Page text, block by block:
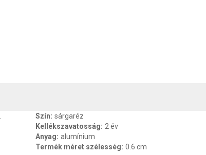
Szín: sárgaréz
Kellékszavatosság: 2 év
Anyag: alumínium
Termék méret szélesség: 0.6 cm